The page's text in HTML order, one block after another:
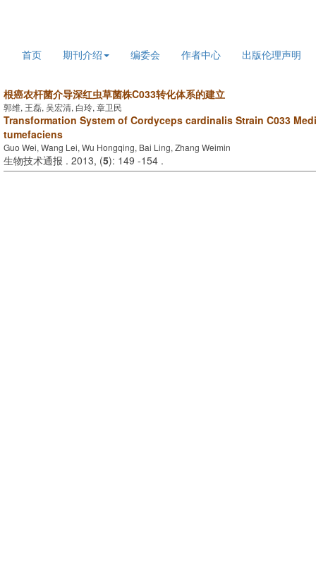
首页 期刊介绍 编委会 作者中心 出版伦理声明
根癌农杆菌介导深红虫草菌株C033转化体系的建立
郭维, 王磊, 吴宏清, 白玲, 章卫民
Transformation System of Cordyceps cardinalis Strain C033
tumefaciens
Guo Wei, Wang Lei, Wu Hongqing, Bai Ling, Zhang Weimin
生物技术通报 . 2013, (5): 149 -154 .